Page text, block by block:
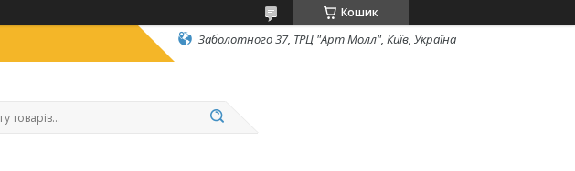
Кошик
Заболотного 37, ТРЦ "Арт Молл", Київ, Україна